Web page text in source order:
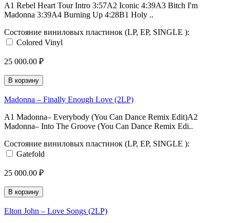
A1 Rebel Heart Tour Intro 3:57A2 Iconic 4:39A3 Bitch I'm
Madonna 3:39A4 Burning Up 4:28B1 Holy ..
Состояние виниловых пластинок (LP, EP, SINGLE ):
Colored Vinyl
25 000.00 ₽
В корзину
Madonna – Finally Enough Love (2LP)
A1 Madonna– Everybody (You Can Dance Remix Edit)A2
Madonna– Into The Groove (You Can Dance Remix Edi..
Состояние виниловых пластинок (LP, EP, SINGLE ):
Gatefold
25 000.00 ₽
В корзину
Elton John – Love Songs (2LP)